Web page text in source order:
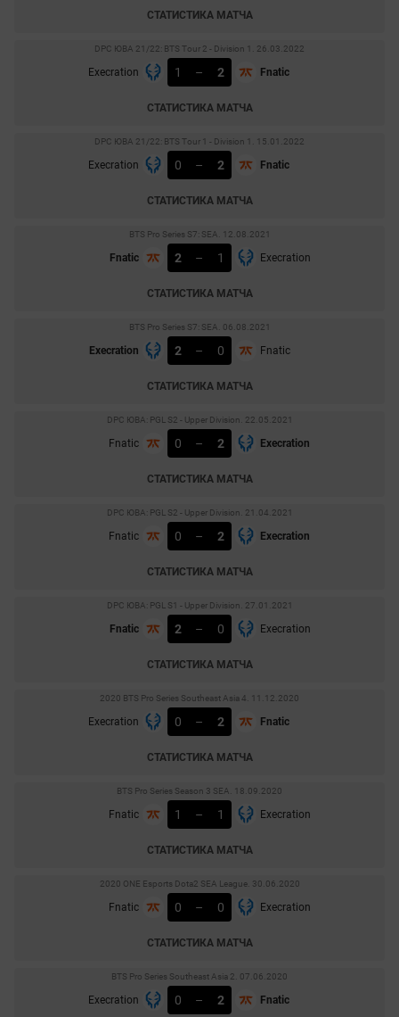
СТАТИСТИКА МАТЧА
DPC ЮВА 21/22: BTS Tour 2 - Division 1. 26.03.2022
Execration 1 – 2 Fnatic
СТАТИСТИКА МАТЧА
DPC ЮВА 21/22: BTS Tour 1 - Division 1. 15.01.2022
Execration 0 – 2 Fnatic
СТАТИСТИКА МАТЧА
BTS Pro Series S7: SEA. 12.08.2021
Fnatic 2 – 1 Execration
СТАТИСТИКА МАТЧА
BTS Pro Series S7: SEA. 06.08.2021
Execration 2 – 0 Fnatic
СТАТИСТИКА МАТЧА
DPC ЮВА: PGL S2 - Upper Division. 22.05.2021
Fnatic 0 – 2 Execration
СТАТИСТИКА МАТЧА
DPC ЮВА: PGL S2 - Upper Division. 21.04.2021
Fnatic 0 – 2 Execration
СТАТИСТИКА МАТЧА
DPC ЮВА: PGL S1 - Upper Division. 27.01.2021
Fnatic 2 – 0 Execration
СТАТИСТИКА МАТЧА
2020 BTS Pro Series Southeast Asia 4. 11.12.2020
Execration 0 – 2 Fnatic
СТАТИСТИКА МАТЧА
BTS Pro Series Season 3 SEA. 18.09.2020
Fnatic 1 – 1 Execration
СТАТИСТИКА МАТЧА
2020 ONE Esports Dota2 SEA League. 30.06.2020
Fnatic 0 – 0 Execration
СТАТИСТИКА МАТЧА
BTS Pro Series Southeast Asia 2. 07.06.2020
Execration 0 – 2 Fnatic